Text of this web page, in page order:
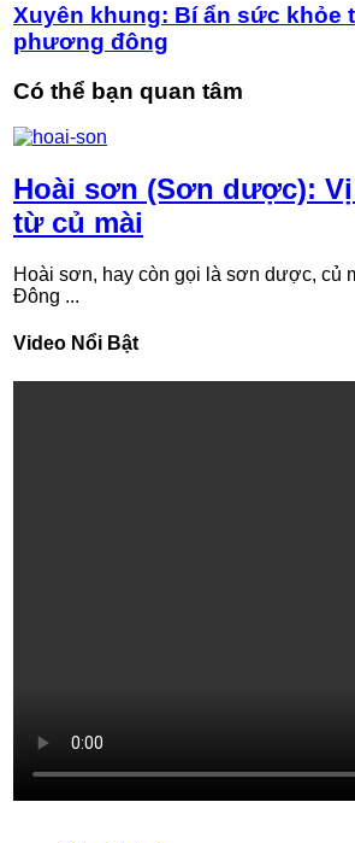
Xuyên khung: Bí ẩn sức khỏe
phương đông
Có thể bạn quan tâm
Hoài sơn (Sơn dược):
từ củ mài
Hoài sơn, hay còn gọi là sơn dược, củ
Đông ...
Video Nổi Bật